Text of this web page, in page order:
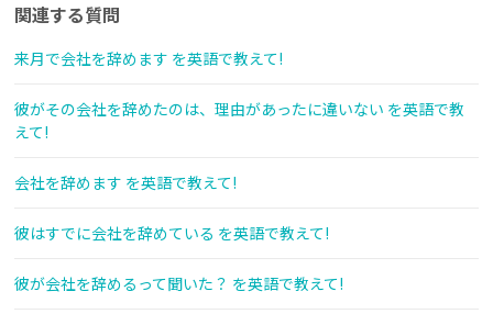
関連する質問
来月で会社を辞めます を英語で教えて!
彼がその会社を辞めたのは、理由があったに違いない を英語で教
えて!
会社を辞めます を英語で教えて!
彼はすでに会社を辞めている を英語で教えて!
彼が会社を辞めるって聞いた？ を英語で教えて!